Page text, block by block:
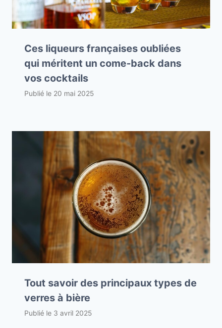
Ces liqueurs françaises oubliées
qui méritent un come-back dans
vos cocktails
Publié le 20 mai 2025
Tout savoir des principaux types de
verres à bière
Publié le 3 avril 2025